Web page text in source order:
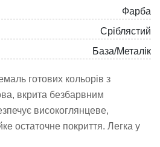
Фарба
Сріблястий
База/Металік
готових кольорів з
вкрита безбарвним
високоглянцеве,
остаточне покриття. Легка у